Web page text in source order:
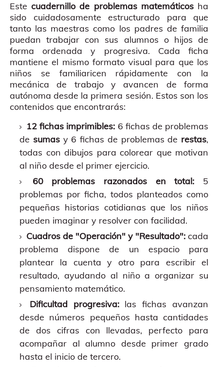
Estecuadernillo de problemas matemáticosha
sido cuidadosamente estructurado para que
tanto las maestras como los padres de familia
puedan trabajar con sus alumnos o hijos de
forma ordenada y progresiva. Cada ficha
mantiene el mismo formato visual para que los
niños se familiaricen rápidamente con la
mecánica de trabajo y avancen de forma
autónoma desde la primera sesión. Estos son los
contenidos que encontrarás:
12 fichas imprimibles: 6 fichas de problemas
de sumasy 6 fichas de problemas de restas,
todas con dibujos para colorear que motivan
al niño desde el primer ejercicio.
60 problemas razonados en total: 5
problemas por ficha, todos planteados como
pequeñas historias cotidianas que los niños
pueden imaginar y resolver con facilidad.
Cuadros de "Operación" y "Resultado": cada
problema dispone de un espacio para
plantear la cuenta y otro para escribir el
resultado, ayudando al niño a organizar su
pensamiento matemático.
Dificultad progresiva:las fichas avanzan
desde números pequeños hasta cantidades
de dos cifras con llevadas, perfecto para
acompañar al alumno desde primer grado
hasta el inicio de tercero.